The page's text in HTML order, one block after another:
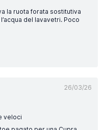
la ruota forata sostitutiva
del lavavetri. Poco
26/03/26
veloci